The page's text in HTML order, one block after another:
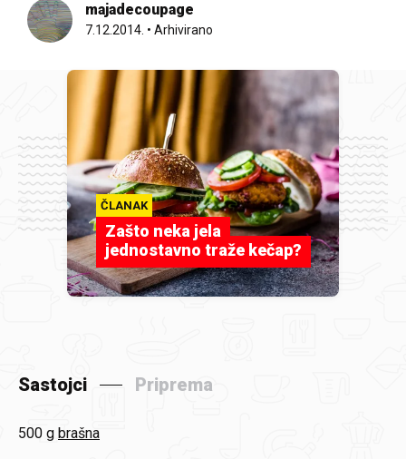
majadecoupage
7.12.2014. • Arhivirano
ČLANAK
Zašto neka jela
jednostavno traže kečap?
Sastojci Priprema
500 g brašna